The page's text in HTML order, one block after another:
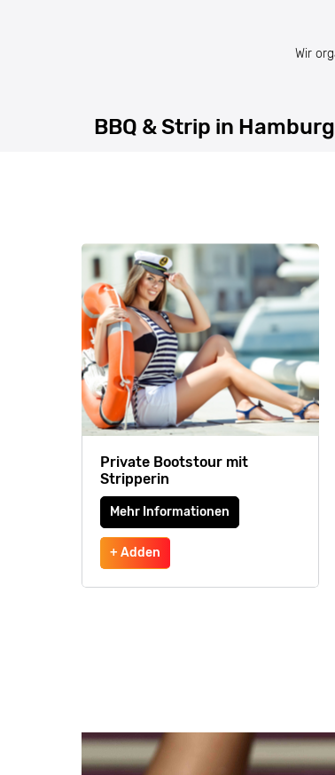
Wir
BBQ & Strip in Hamburg
Private Bootstour mit
Stripperin
Mehr Informationen
+ Adden